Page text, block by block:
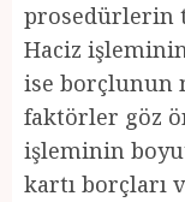
prosedürlerin
Haciz
ise borçlunun
faktörler göz
işleminin
kartı borçları